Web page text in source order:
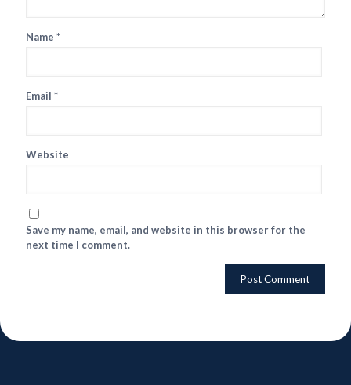
Name *
Email *
Website
Save my name, email, and website in this browser for the
next time I comment.